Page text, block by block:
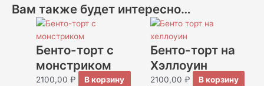
Вам также будет интересно…
Бенто-торт с
монстриком
2100,00₽ В корзину
Бенто-торт на
Хэллоуин
2100,00 ₽ В корзину